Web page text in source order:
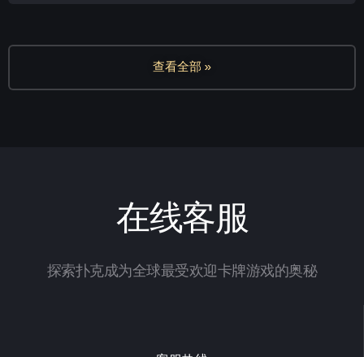
查看全部 »
在线客服
探索扑克成为全球最受欢迎卡牌游戏的奥秘